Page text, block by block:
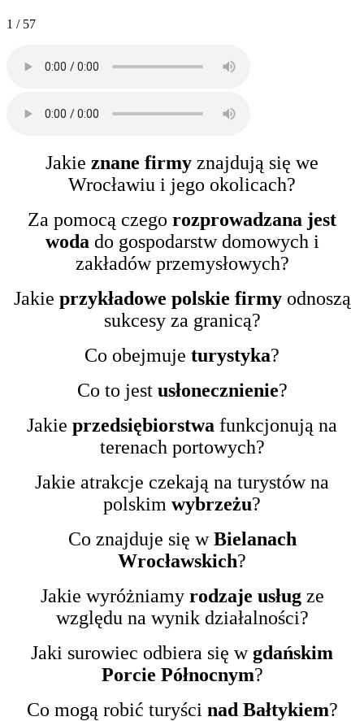
1 / 57
Jakie znane firmy znajdują się we
Wrocławiu i jego okolicach?
Za pomocą czego rozprowadzana jest
woda do gospodarstw domowych i
zakładów przemysłowych?
Jakie przykładowe polskie firmyodnoszą
sukcesy za granicą?
Co obejmuje turystyka?
Co to jest usłonecznienie?
Jakie przedsiębiorstwa funkcjonują na
terenach portowych?
Jakie atrakcje czekają na turystów na
polskim wybrzeżu?
Co znajduje się wBielanach
Wrocławskich?
Jakie wyróżniamyrodzaje usług ze
względu na wynik działalności?
Jaki surowiec odbiera się w gdańskim
Porcie Północnym?
Co mogą robić turyści nad Bałtykiem?